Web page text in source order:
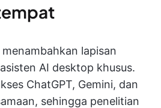
menambahkan lapisan
AI desktop khusus.
ChatGPT, Gemini, dan
sehingga penelitian